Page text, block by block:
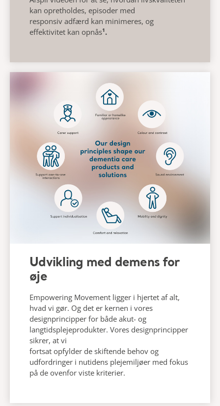
kan opretholdes, episoder med
responsiv adfærd kan minimeres, og
effektivitet kan opnås¹.
Udvikling med demens for
øje
Empowering Movement ligger i hjertet af alt,
hvad vi gør. Og det er kernen i vores
designprincipper for både akut- og
langtidsplejeprodukter. Vores designprincipper
sikrer, at vi
fortsat opfylder de skiftende behov og
udfordringer i nutidens plejemiljøer med fokus
på de ovenfor viste kriterier.